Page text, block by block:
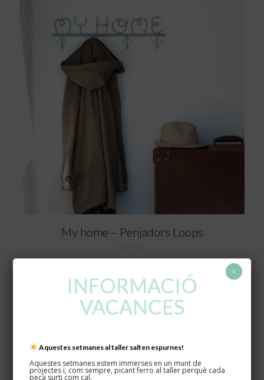
My home – Penjadors Loops
INFORMACIÓ
VACANCES
Aquestes setmanes al taller salten espurnes!
Aquestes setmanes estem immerses en un munt de
projectes i, com sempre, picant ferro al taller perquè cada
peça surti com cal.
×